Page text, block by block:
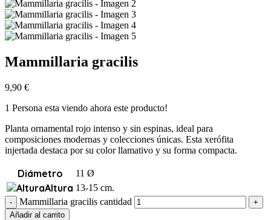
Mammillaria gracilis
9,90 €
1 Persona esta viendo ahora este producto!
Planta ornamental rojo intenso y sin espinas, ideal para
composiciones modernas y colecciones únicas. Esta xerófita
injertada destaca por su color llamativo y su forma compacta.
Diámetro 11 Ø
Altura 13-15 cm.
Mammillaria gracilis cantidad
Añadir al carrito